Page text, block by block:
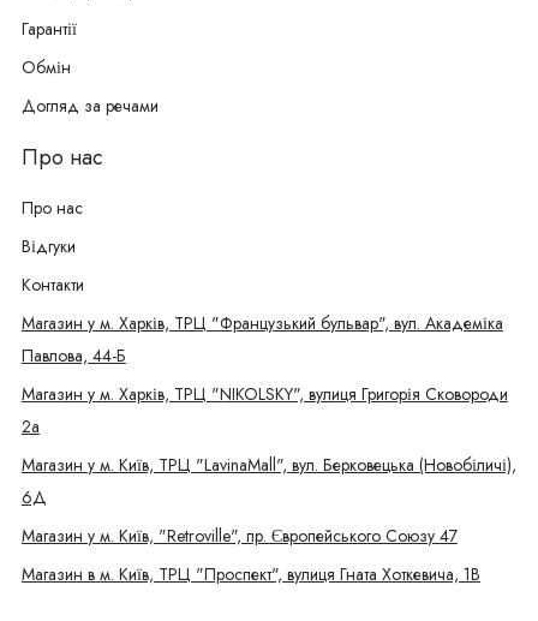
Гарантії
Обмін
Догляд за речами
Про нас
Про нас
Відгуки
Контакти
Магазин у м. Харків, ТРЦ "Французький бульвар", вул. Академіка
Павлова, 44-Б
Магазин у м. Харків, ТРЦ "NIKOLSKY", вулиця Григорія Сковороди
2а
Магазин у м. Київ, ТРЦ "LavinaMall", вул. Берковецька (Новобіличі),
6Д
Магазин у м. Київ, "Retroville", пр. Європейського Союзу 47
Магазин в м. Київ, ТРЦ "Проспект", вулиця Гната Хоткевича, 1В